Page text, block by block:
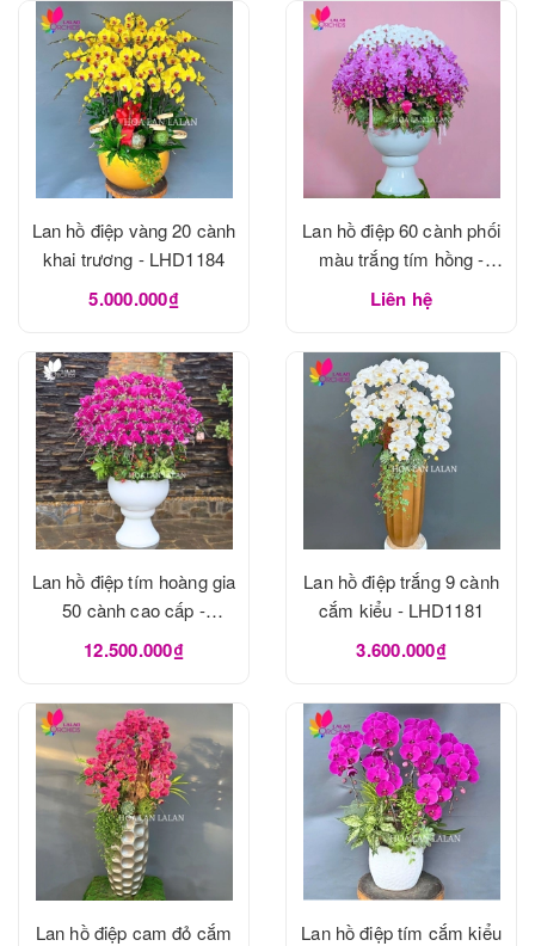
Lan hồ điệp vàng 20 cành
khai trương - LHD1184
5.000.000₫
Lan hồ điệp 60 cành phối
màu trắng tím hồng -
LHD1183
Liên hệ
Lan hồ điệp tím hoàng gia
50 cành cao cấp -
LHD1182
12.500.000₫
Lan hồ điệp trắng 9 cành
cắm kiểu - LHD1181
3.600.000₫
Lan hồ điệp cam đỏ cắm
Lan hồ điệp tím cắm kiểu